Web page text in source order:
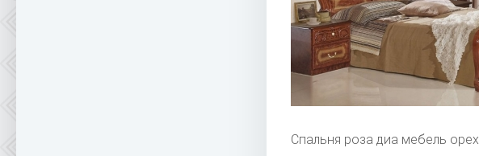
Спальня роза диа мебель орех